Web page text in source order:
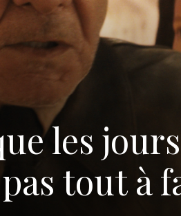
les
tout à